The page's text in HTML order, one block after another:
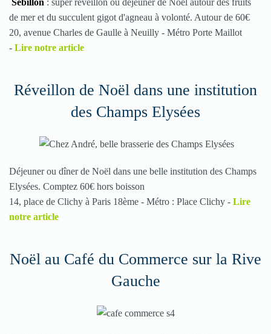
Sébillon : super réveillon ou déjeuner de Noël autour des fruits
de mer et du succulent gigot d'agneau à volonté. Autour de 60€
20, avenue Charles de Gaulle à Neuilly - Métro Porte Maillot
- Lire notre article
Réveillon de Noël dans une institution
des Champs Elysées
Déjeuner ou dîner de Noël dans une belle institution des Champs
Elysées. Comptez 60€ hors boisson
14, place de Clichy à Paris 18ème - Métro : Place Clichy - Lire
notre article
Noël au Café du Commerce sur la Rive
Gauche